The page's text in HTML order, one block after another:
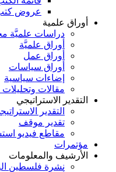
عروض
أوراق علمية
دراسات علميَّة
أوراق علميَّة
أوراق عمل
أوراق سياسات
إضاءات سياسية
مقالات
التقدير الاستراتيجي
التقدير
تقدير موقف
مقاطع فيديو
مؤتمرات
الأرشيف والمعلومات
نشرة فلسطين